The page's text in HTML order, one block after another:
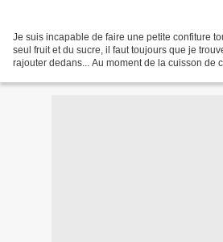
Je suis incapable de faire une petite confiture
seul fruit et du sucre, il faut toujours que je
rajouter dedans... Au moment de la cuisson de